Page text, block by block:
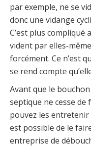
par exemple, ne se
donc une vidange
C’est plus compliqué
vident par elles-
forcément. Ce n’est
se rend compte
Avant que le
septique ne cesse
pouvez les
est possible de le
entreprise de